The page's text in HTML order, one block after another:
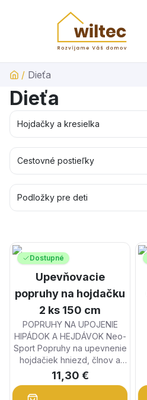
/ Dieťa
Dieťa
Hojdačky a kresielka
Cestovné postieľky
Podložky pre deti
Dostupné
Upevňovacie
popruhy na hojdačku
2 ks 150 cm
POPRUHY NA UPOJENIE
HIPÁDOK A HEJDÁVOK Neo-
Sport Popruhy na upevnenie
hojdačiek hniezd, člnov a
vedierok na strom. Uplatnia
sa v každej záhrade...
11,30 €